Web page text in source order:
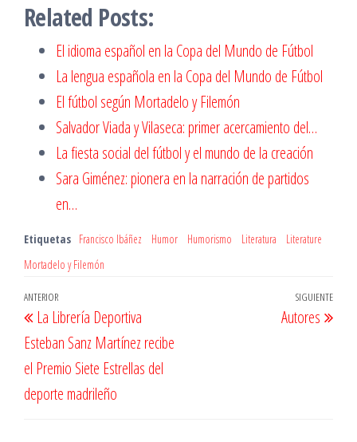
Related Posts:
El idioma español en la Copa del Mundo de Fútbol
La lengua española en la Copa del Mundo de Fútbol
El fútbol según Mortadelo y Filemón
Salvador Viada y Vilaseca: primer acercamiento del…
La fiesta social del fútbol y el mundo de la creación
Sara Giménez: pionera en la narración de partidos
en…
Etiquetas Francisco Ibáñez Humor Humorismo Literatura
Literature
Mortadelo y Filemón
Navegación
de
entradas
Entrada
anterior
ANTERIOR
La Librería Deportiva
Esteban Sanz Martínez recibe
el Premio Siete Estrellas del
deporte madrileño
SIGUIENTE
Autores